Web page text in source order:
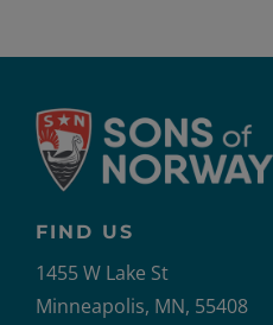
FIND US
1455 W Lake St
Minneapolis, MN, 55408